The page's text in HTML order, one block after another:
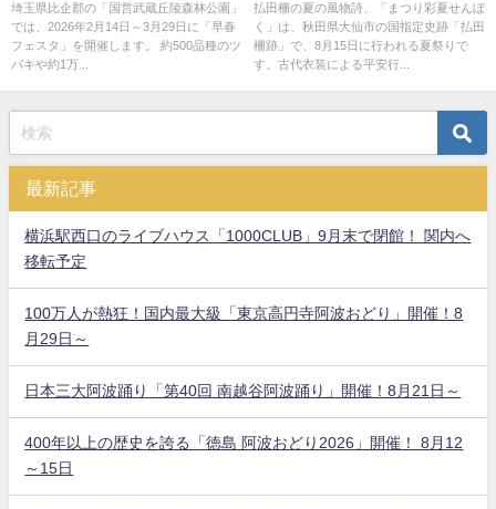
ントも
埼玉県比企郡の「国営武蔵丘陵森林公園」
では、2026年2月14日～3月29日に「早春
フェスタ」を開催します。 約500品種のツ
バキや約1万...
催！
払田柵の夏の風物詩、「まつり彩夏せんぼ
く」は、秋田県大仙市の国指定史跡「払田
柵跡」で、8月15日に行われる夏祭りで
す。古代衣装による平安行...
最新記事
横浜駅西口のライブハウス「1000CLUB」9月末で閉館！ 関内へ
移転予定
100万人が熱狂！国内最大級「東京高円寺阿波おどり」開催！8
月29日～
日本三大阿波踊り「第40回 南越谷阿波踊り」開催！8月21日～
400年以上の歴史を誇る「徳島 阿波おどり2026」開催！ 8月12
～15日